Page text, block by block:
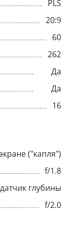
PLS
20:9
60
262
Да
Да
16
("капля")
f/1.8
глубины
f/2.0